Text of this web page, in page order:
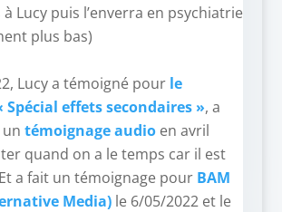
Lucy puis l’enverra en psychiatrie
plus bas)
Lucy a témoigné pourle
effets secondaires », a
témoignage audioen avril
quand on a le temps car il est
a fait un témoignage pour BAM
Media)le 6/05/2022 et le